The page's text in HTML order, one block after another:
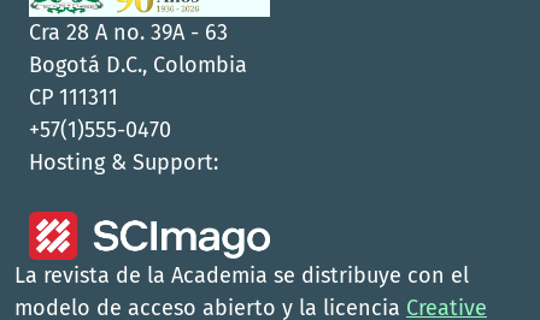
Cra 28 A no. 39A - 63
Bogotá D.C., Colombia
CP 111311
+57(1)555-0470
Hosting & Support:
La revista de la Academia se distribuye con el
modelo de acceso abierto y la licencia Creative